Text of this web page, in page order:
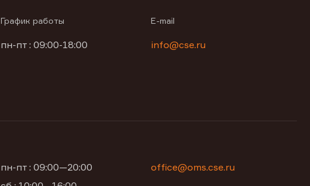
График работы
пн-пт : 09:00-18:00
E-mail
info@cse.ru
пн-пт : 09:00—20:00
office@oms.cse.ru